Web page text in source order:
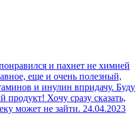
и пахнет не химией
еще и очень полезный,
и инулин впридачу. Буду
продукт! Хочу сразу сказать,
может не зайти. 24.04.2023